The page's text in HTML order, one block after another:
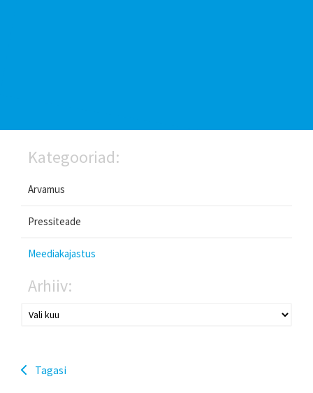
Kategooriad:
Arvamus
Pressiteade
Meediakajastus
Arhiiv:
Tagasi